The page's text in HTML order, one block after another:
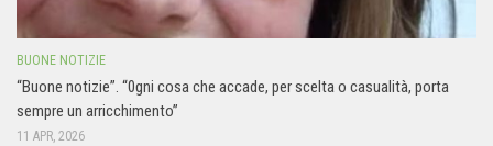
BUONE NOTIZIE
“Buone notizie”. “0gni cosa che accade, per scelta o casualità, porta
sempre un arricchimento”
11 APR, 2026